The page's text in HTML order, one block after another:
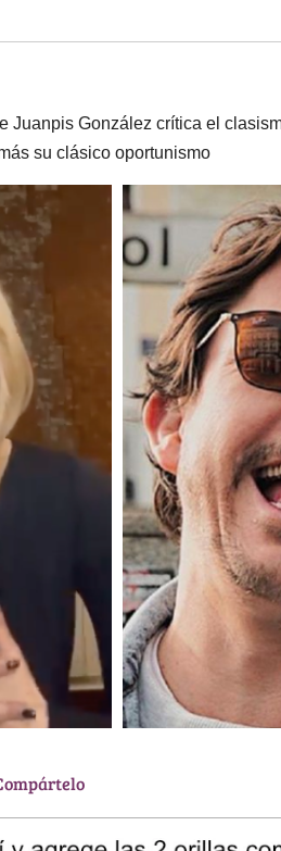
Juanpis González crítica el
su clásico oportunismo